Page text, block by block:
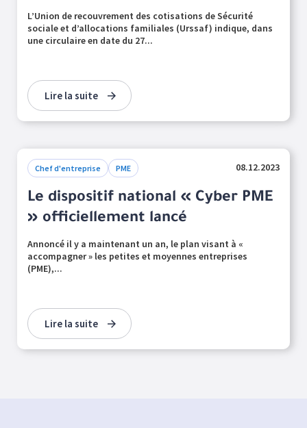
L’Union de recouvrement des cotisations de Sécurité
sociale et d’allocations familiales (Urssaf) indique, dans
une circulaire en date du 27...
Lire la suite
Chef d'entreprise PME 08.12.2023
Le dispositif national « Cyber PME
» officiellement lancé
Annoncé il y a maintenant un an, le plan visant à «
accompagner » les petites et moyennes entreprises
(PME),...
Lire la suite